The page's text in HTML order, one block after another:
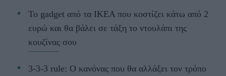
Το gadget από τα IKEA που κοστίζει κάτω από 2
ευρώ και θα βάλει σε τάξη το ντουλάπι της
κουζίνας σου
3-3-3 rule: Ο κανόνας που θα αλλάξει τον τρόπο